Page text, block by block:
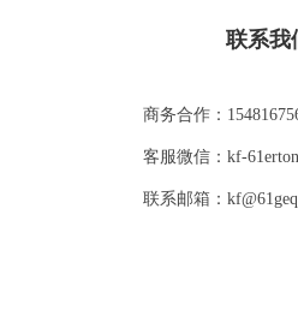
联系我
商务合作：
客服微信：kf-
联系邮箱：